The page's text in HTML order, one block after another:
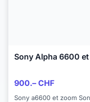
Sony Alpha 6600
900.– CHF
Sony a6600 et zoom